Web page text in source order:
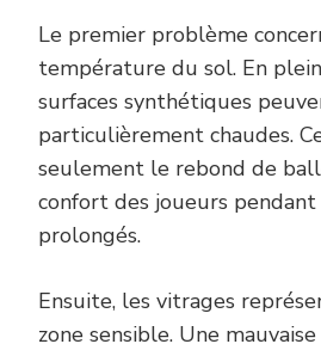
Le premier problème
température du sol. En
surfaces synthétiques
particulièrement chaudes.
seulement le rebond de
confort des joueurs pendant
prolongés.
Ensuite, les vitrages
zone sensible. Une